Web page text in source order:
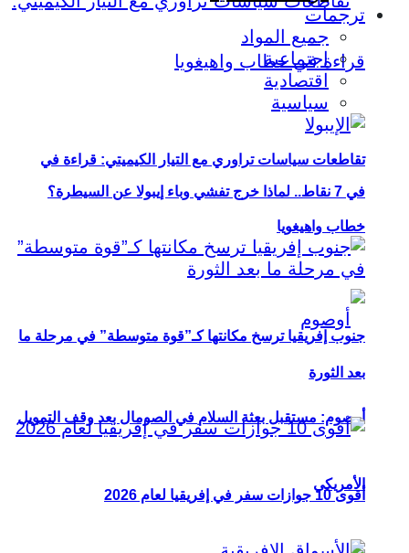
تقاطعات سياسات تراوري مع التيار الكيميتي: قراءة في
خطاب واهيغويا
أوصوم: مستقبل بعثة السلام في الصومال بعد وقف التمويل
الأمريكي
ترجمات
جميع المواد
اجتماعية
اقتصادية
سياسية
في 7 نقاط.. لماذا خرج تفشي وباء إيبولا عن السيطرة؟
جنوب إفريقيا ترسخ مكانتها كـ”قوة متوسطة” في مرحلة ما
بعد الثورة
أقوى 10 جوازات سفر في إفريقيا لعام 2026